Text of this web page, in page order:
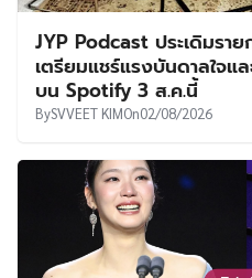
JYP Podcast ประเดิมราย
เตรียมแชร์แรงบันดาลใจแ
บน Spotify 3 ส.ค.นี้
BySVVEET KIMOn02/08/2026